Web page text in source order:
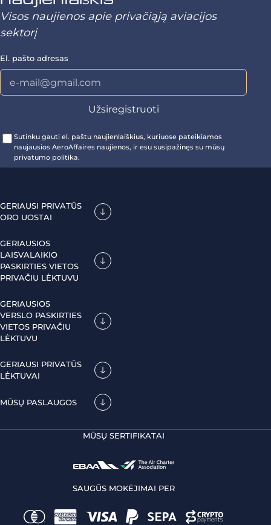
Visos naujienos apie privačiąją aviacijos
sektorį
El. pašto adresas
Sutinku gauti el. paštu naujienlaiškius, kuriuose pateikiamos
naujausios AeroAffaires naujienos, ir esu susipažinęs su mūsų
privatumo politika.
GERIAUSI PRIVATŪS
ORO UOSTAI
GERIAUSIOS
LAISVALAIKIO
PASKIRTIES VIETOS
PRIVAČIU LĖKTUVU
GERIAUSIOS
VERSLO PASKIRTIES
VIETOS PRIVAČIU
LĖKTUVU
GERIAUSI PRIVATŪS
LĖKTUVAI
MŪSŲ PASLAUGOS
MŪSŲ SERTIFIKATAI
SAUGŪS MOKĖJIMAI PER